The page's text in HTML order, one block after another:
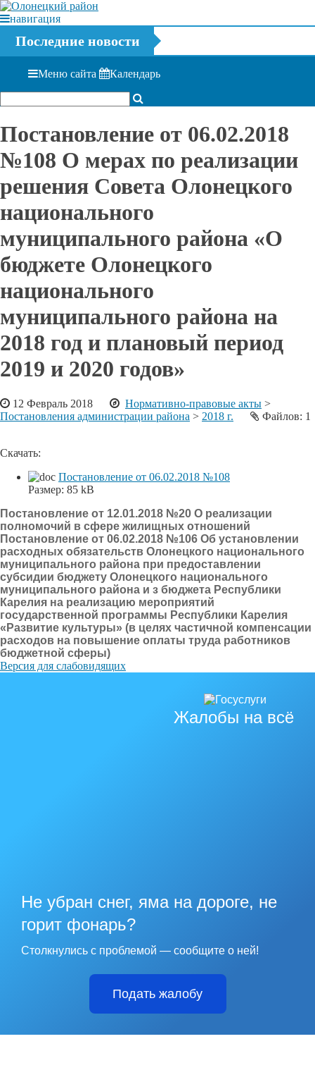
навигация
Последние новости
Меню сайта Календарь
Постановление от 06.02.2018
№108 О мерах по реализации
решения Совета Олонецкого
национального
муниципального района «О
бюджете Олонецкого
национального
муниципального района на
2018 год и плановый период
2019 и 2020 годов»
12 Февраль 2018 Нормативно-правовые акты >
Постановления администрации района > 2018 г. Файлов: 1
Скачать:
Постановление от 06.02.2018 №108
Размер: 85 kB
Постановление от 12.01.2018 №20 О реализации
полномочий в сфере жилищных отношений
Постановление от 06.02.2018 №106 Об установлении
расходных обязательств Олонецкого национального
муниципального района при предоставлении
субсидии бюджету Олонецкого национального
муниципального района и з бюджета Республики
Карелия на реализацию мероприятий
государственной программы Республики Карелия
«Развитие культуры» (в целях частичной компенсации
расходов на повышение оплаты труда работников
бюджетной сферы)
Версия для слабовидящих
Жалобы на всё
Не убран снег, яма на дороге, не
горит фонарь?
Столкнулись с проблемой — сообщите о ней!
Подать жалобу